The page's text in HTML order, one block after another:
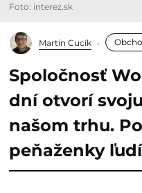
Foto: interez.sk
Martin Cucík
Spoločnosť
dní otvorí
našom trhu.
peňaženky